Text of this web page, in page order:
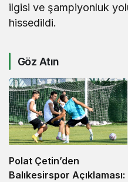
ilgisi ve şampiyonluk
hissedildi.
Göz Atın
Polat Çetin’den
Balıkesirspor Açıklaması: